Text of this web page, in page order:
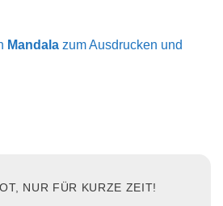
Mandala zum Ausdrucken und
NUR FÜR KURZE ZEIT!